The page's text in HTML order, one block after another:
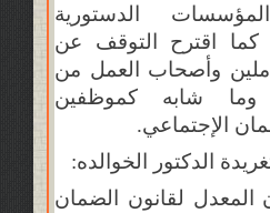
الدستورية
كما اقترح التوقف عن
وأصحاب العمل من
وما شابه كموظفين
الإجتماعي.
الدكتور الخوالده:
المعدل لقانون الضمان